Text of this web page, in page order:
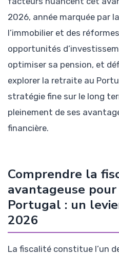
2026, année marquée par
l’immobilier et des
opportunités
optimiser sa pension, et
explorer la retraite au
stratégie fine sur le long
pleinement de ses
financière.
Comprendre la
avantageuse
Portugal : un
2026
La fiscalité constitue l’un